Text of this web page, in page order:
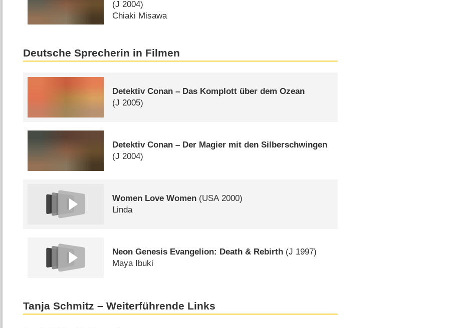
(J 2004)
Chiaki Misawa
Deutsche Sprecherin in Filmen
Detektiv Conan – Das Komplott über dem Ozean
(J 2005)
Detektiv Conan – Der Magier mit den Silberschwingen
(J 2004)
Women Love Women (USA2000)
Linda
Neon Genesis Evangelion: Death & Rebirth (J 1997)
Maya Ibuki
Tanja Schmitz – Weiterführende Links